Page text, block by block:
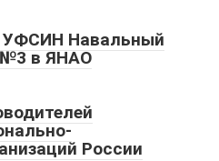
УФСИН Навальный
№3 в ЯНАО
России